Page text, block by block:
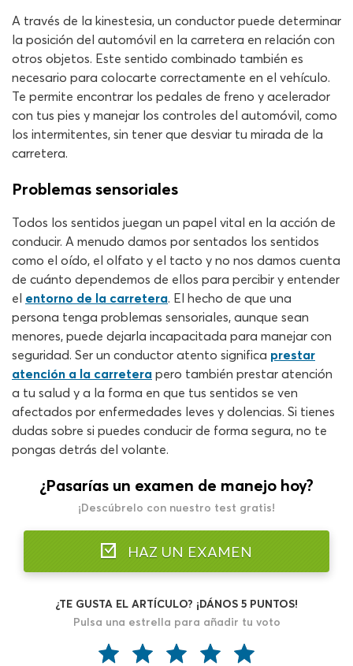
A través de la kinestesia, un conductor puede determinar
la posición del automóvil en la carretera en relación con
otros objetos. Este sentido combinado también es
necesario para colocarte correctamente en el vehículo.
Te permite encontrar los pedales de freno y acelerador
con tus pies y manejar los controles del automóvil, como
los intermitentes, sin tener que desviar tu mirada de la
carretera.
Problemas sensoriales
Todos los sentidos juegan un papel vital en la acción de
conducir. A menudo damos por sentados los sentidos
como el oído, el olfato y el tacto y no nos damos cuenta
de cuánto dependemos de ellos para percibir y entender
el entorno de la carretera. El hecho de que una
persona tenga problemas sensoriales, aunque sean
menores, puede dejarla incapacitada para manejar con
seguridad. Ser un conductor atento significa prestar
atención a la carretera pero también prestar atención
a tu salud y a la forma en que tus sentidos se ven
afectados por enfermedades leves y dolencias. Si tienes
dudas sobre si puedes conducir de forma segura, no te
pongas detrás del volante.
¿Pasarías un examen de manejo hoy?
¡Descúbrelo con nuestro test gratis!
HAZ UN EXAMEN
¿TE GUSTA EL ARTÍCULO? ¡DÁNOS 5 PUNTOS!
Pulsa una estrella para añadir tu voto